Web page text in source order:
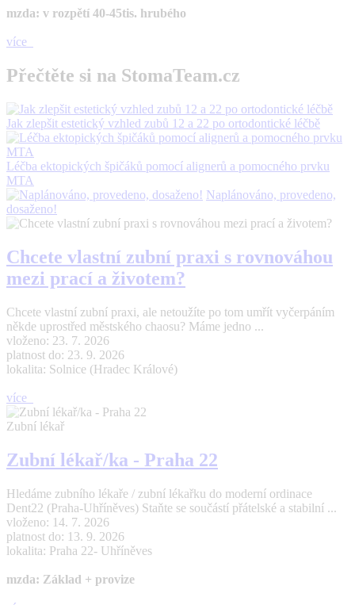
mzda: v rozpětí 40-45tis. hrubého
více
Přečtěte si na StomaTeam.cz
Jak zlepšit estetický vzhled zubů 12 a 22 po ortodontické léčbě
Léčba ektopických špičáků pomocí alignerů a pomocného prvku
MTA
Naplánováno, provedeno,
dosaženo!
Chcete vlastní zubní praxi s rovnováhou
mezi prací a životem?
Chcete vlastní zubní praxi, ale netoužíte po tom umřít vyčerpáním
někde uprostřed městského chaosu? Máme jedno ...
vloženo: 23. 7. 2026
platnost do: 23. 9. 2026
lokalita: Solnice (Hradec Králové)
více
Zubní lékař
Zubní lékař/ka - Praha 22
Hledáme zubního lékaře / zubní lékařku do moderní ordinace
Dent22 (Praha-Uhříněves) Staňte se součástí přátelské a stabilní ...
vloženo: 14. 7. 2026
platnost do: 13. 9. 2026
lokalita: Praha 22- Uhříněves
mzda: Základ + provize